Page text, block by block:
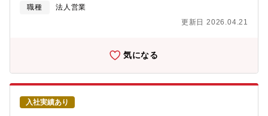
どを呼ばずに修繕できたりするので、自分の暮らしも豊かになり
ます。スキルアップや手に職をつけたい方にはとてもおすすめの
施することにより、トラブルを未然に防いで、オーナー・施設利
業務を覚えていきます。業務内容は幅広くなるので、習得に時間
たり維持することが使命です。これまで培ったスキルを、地域に
（指定管理）［広島市営住宅の保全業務］・施設及び設備の保守
画の立案・各種修繕工事の対応・見積書、報告書の作成・消防避
難訓練実施・入居者対応・発注元である広島市との連絡、調整業
務自治体からの委託により市営住宅の管理業務を行っているた
め、案件数などの安定感はもちろんのこと、自身の社会的意義を
実感できるのも魅力の1つです。【就業環境】自治体からの委託に
より市営住宅の管理業務を行っているため、案件数などの安定感
職種
法人営業
更新日 2026.04.21
気になる
入社実績あり